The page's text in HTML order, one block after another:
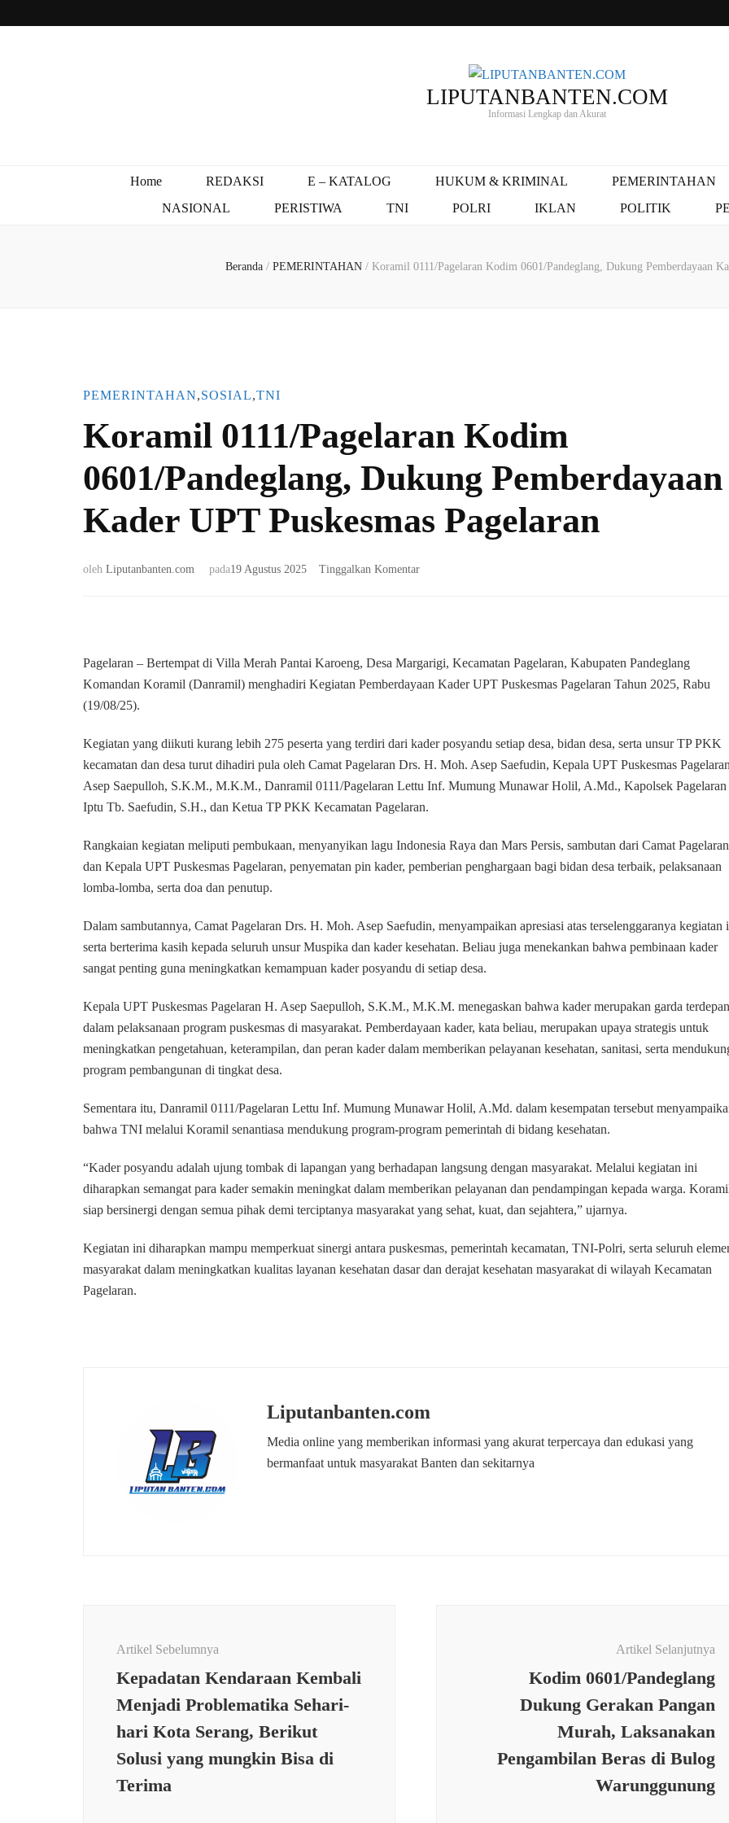
LIPUTANBANTEN.COM
Informasi Lengkap dan Akurat
Home REDAKSI E – KATALOG HUKUM & KRIMINAL PEMERINTAHAN
NASIONAL
PERISTIWA TNI POLRI IKLAN POLITIK
Beranda / PEMERINTAHAN / Koramil 0111/Pagelaran Kodim 0601/Pandeglang, Dukung Pemberdayaan
PEMERINTAHAN,SOSIAL,TNI
Koramil 0111/Pagelaran Kodim
0601/Pandeglang, Dukung Pemberdayaan
Kader UPT Puskesmas Pagelaran
oleh Liputanbanten.com pada19 Agustus 2025 Tinggalkan Komentarpada
Pemberdayaan
Kader
Pagelaran
Pagelaran – Bertempat di Villa Merah Pantai Karoeng, Desa Margarigi, Kecamatan Pagelaran, Kabupaten Pandeglang
Komandan Koramil (Danramil) menghadiri Kegiatan Pemberdayaan Kader UPT Puskesmas Pagelaran Tahun 2025, Rabu
(19/08/25).
Kegiatan yang diikuti kurang lebih 275 peserta yang terdiri dari kader posyandu setiap desa, bidan desa, serta unsur TP PKK
kecamatan dan desa turut dihadiri pula oleh Camat Pagelaran Drs. H. Moh. Asep Saefudin, Kepala UPT Puskesmas
Asep Saepulloh, S.K.M., M.K.M., Danramil 0111/Pagelaran Lettu Inf. Mumung Munawar Holil, A.Md., Kapolsek Pagelaran
Iptu Tb. Saefudin, S.H., dan Ketua TP PKK Kecamatan Pagelaran.
Rangkaian kegiatan meliputi pembukaan, menyanyikan lagu Indonesia Raya dan Mars Persis, sambutan dari Camat Pagelaran
dan Kepala UPT Puskesmas Pagelaran, penyematan pin kader, pemberian penghargaan bagi bidan desa terbaik, pelaksanaan
lomba-lomba, serta doa dan penutup.
Dalam sambutannya, Camat Pagelaran Drs. H. Moh. Asep Saefudin, menyampaikan apresiasi atas terselenggaranya kegiatan
serta berterima kasih kepada seluruh unsur Muspika dan kader kesehatan. Beliau juga menekankan bahwa pembinaan kader
sangat penting guna meningkatkan kemampuan kader posyandu di setiap desa.
Kepala UPT Puskesmas Pagelaran H. Asep Saepulloh, S.K.M., M.K.M. menegaskan bahwa kader merupakan garda terdepan
dalam pelaksanaan program puskesmas di masyarakat. Pemberdayaan kader, kata beliau, merupakan upaya strategis untuk
meningkatkan pengetahuan, keterampilan, dan peran kader dalam memberikan pelayanan kesehatan, sanitasi, serta
program pembangunan di tingkat desa.
Sementara itu, Danramil 0111/Pagelaran Lettu Inf. Mumung Munawar Holil, A.Md. dalam kesempatan tersebut
bahwa TNI melalui Koramil senantiasa mendukung program-program pemerintah di bidang kesehatan.
“Kader posyandu adalah ujung tombak di lapangan yang berhadapan langsung dengan masyarakat. Melalui kegiatan ini
diharapkan semangat para kader semakin meningkat dalam memberikan pelayanan dan pendampingan kepada warga.
siap bersinergi dengan semua pihak demi terciptanya masyarakat yang sehat, kuat, dan sejahtera,” ujarnya.
Kegiatan ini diharapkan mampu memperkuat sinergi antara puskesmas, pemerintah kecamatan, TNI-Polri, serta seluruh
masyarakat dalam meningkatkan kualitas layanan kesehatan dasar dan derajat kesehatan masyarakat di wilayah Kecamatan
Pagelaran.
Liputanbanten.com
Media online yang memberikan informasi yang akurat terpercaya dan edukasi yang
bermanfaat untuk masyarakat Banten dan sekitarnya
Artikel Sebelumnya
Kepadatan Kendaraan Kembali
Menjadi Problematika Sehari-
hari Kota Serang, Berikut
Solusi yang mungkin Bisa di
Terima
Artikel Selanjutnya
Kodim 0601/Pandeglang
Dukung Gerakan Pangan
Murah, Laksanakan
Pengambilan Beras di Bulog
Warunggunung